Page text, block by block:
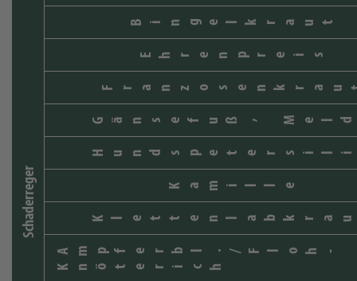
Schaderreger
Ampferbl./Floh-
Knöterich
Kamille
Gänsefuß,
Ehrenpreis
Bingelkraut